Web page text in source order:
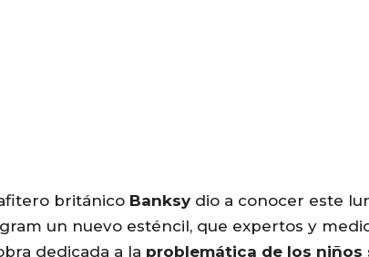
británico Banksy dio a conocer este
un nuevo esténcil, que expertos y
dedicada a la problemática de los niños